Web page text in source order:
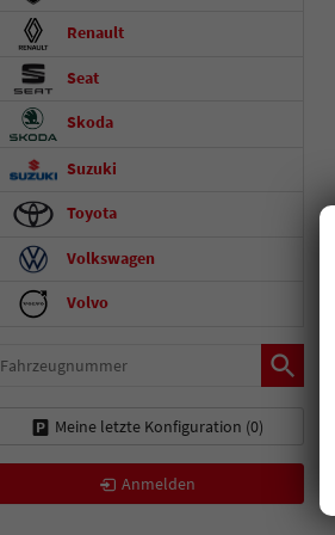
Renault
Seat
Skoda
Suzuki
Toyota
Volkswagen
Volvo
Fahrzeugnummer
Meine letzte Konfiguration (0)
Anmelden